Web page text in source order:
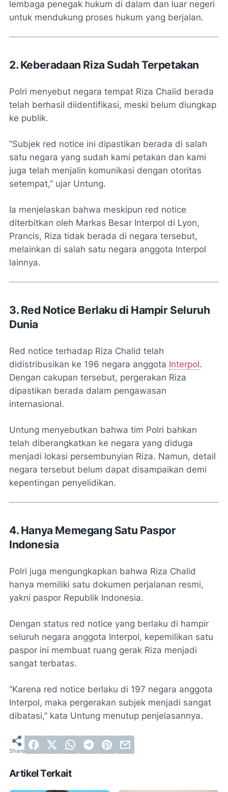
lembaga penegak hukum di dalam dan luar negeri
untuk mendukung proses hukum yang berjalan.
2. Keberadaan Riza Sudah Terpetakan
Polri menyebut negara tempat Riza Chalid berada
telah berhasil diidentifikasi, meski belum diungkap
ke publik.
“Subjek red notice ini dipastikan berada di salah
satu negara yang sudah kami petakan dan kami
juga telah menjalin komunikasi dengan otoritas
setempat,” ujar Untung.
Ia menjelaskan bahwa meskipun red notice
diterbitkan oleh Markas Besar Interpol di Lyon,
Prancis, Riza tidak berada di negara tersebut,
melainkan di salah satu negara anggota Interpol
lainnya.
3. Red Notice Berlaku di Hampir Seluruh
Dunia
Red notice terhadap Riza Chalid telah
didistribusikan ke 196 negara anggota Interpol.
Dengan cakupan tersebut, pergerakan Riza
dipastikan berada dalam pengawasan
internasional.
Untung menyebutkan bahwa tim Polri bahkan
telah diberangkatkan ke negara yang diduga
menjadi lokasi persembunyian Riza. Namun, detail
negara tersebut belum dapat disampaikan demi
kepentingan penyelidikan.
4. Hanya Memegang Satu Paspor
Indonesia
Polri juga mengungkapkan bahwa Riza Chalid
hanya memiliki satu dokumen perjalanan resmi,
yakni paspor Republik Indonesia.
Dengan status red notice yang berlaku di hampir
seluruh negara anggota Interpol, kepemilikan satu
paspor ini membuat ruang gerak Riza menjadi
sangat terbatas.
“Karena red notice berlaku di 197 negara anggota
Interpol, maka pergerakan subjek menjadi sangat
dibatasi,” kata Untung menutup penjelasannya.
Artikel Terkait